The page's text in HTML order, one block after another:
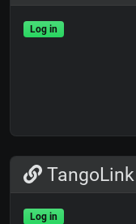
Log in
TangoLink
Log in